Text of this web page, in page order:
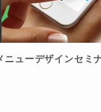
ニューデザインセミ